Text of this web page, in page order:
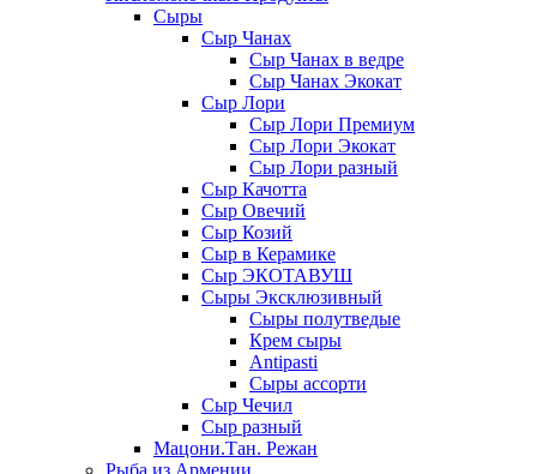
Сыры
Сыр Чанах
Сыр Чанах в ведре
Сыр Чанах Экокат
Сыр Лори
Сыр Лори Премиум
Сыр Лори Экокат
Сыр Лори разный
Сыр Качотта
Сыр Овечий
Сыр Козий
Сыр в Керамике
Сыр ЭКОТАВУШ
Сыры Эксклюзивный
Сыры полутведые
Крем сыры
Antipasti
Сыры ассорти
Сыр Чечил
Сыр разный
Мацони.Тан. Режан
Рыба из Армении